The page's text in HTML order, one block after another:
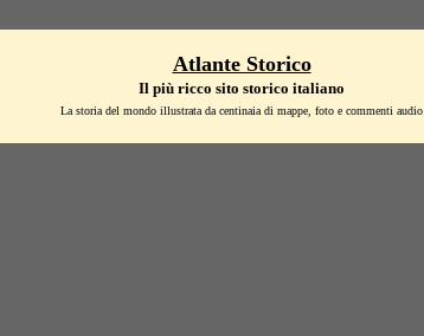
Atlante Storico
Il più ricco sito storico italiano
La storia del mondo illustrata da centinaia di mappe, foto e commenti audio